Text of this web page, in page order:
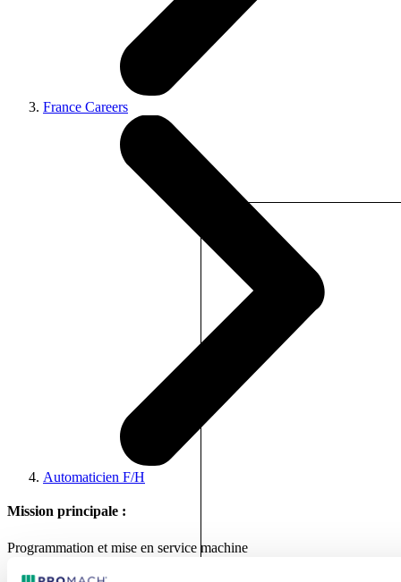
France Careers
Automaticien F/H
Mission principale :
Programmation et mise en service machine